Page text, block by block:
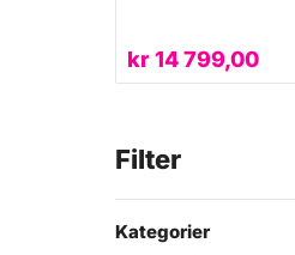
kr14 799,00
Filter
Kategorier